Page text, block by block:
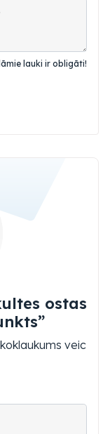
lauki ir obligāti!
ostas
veic